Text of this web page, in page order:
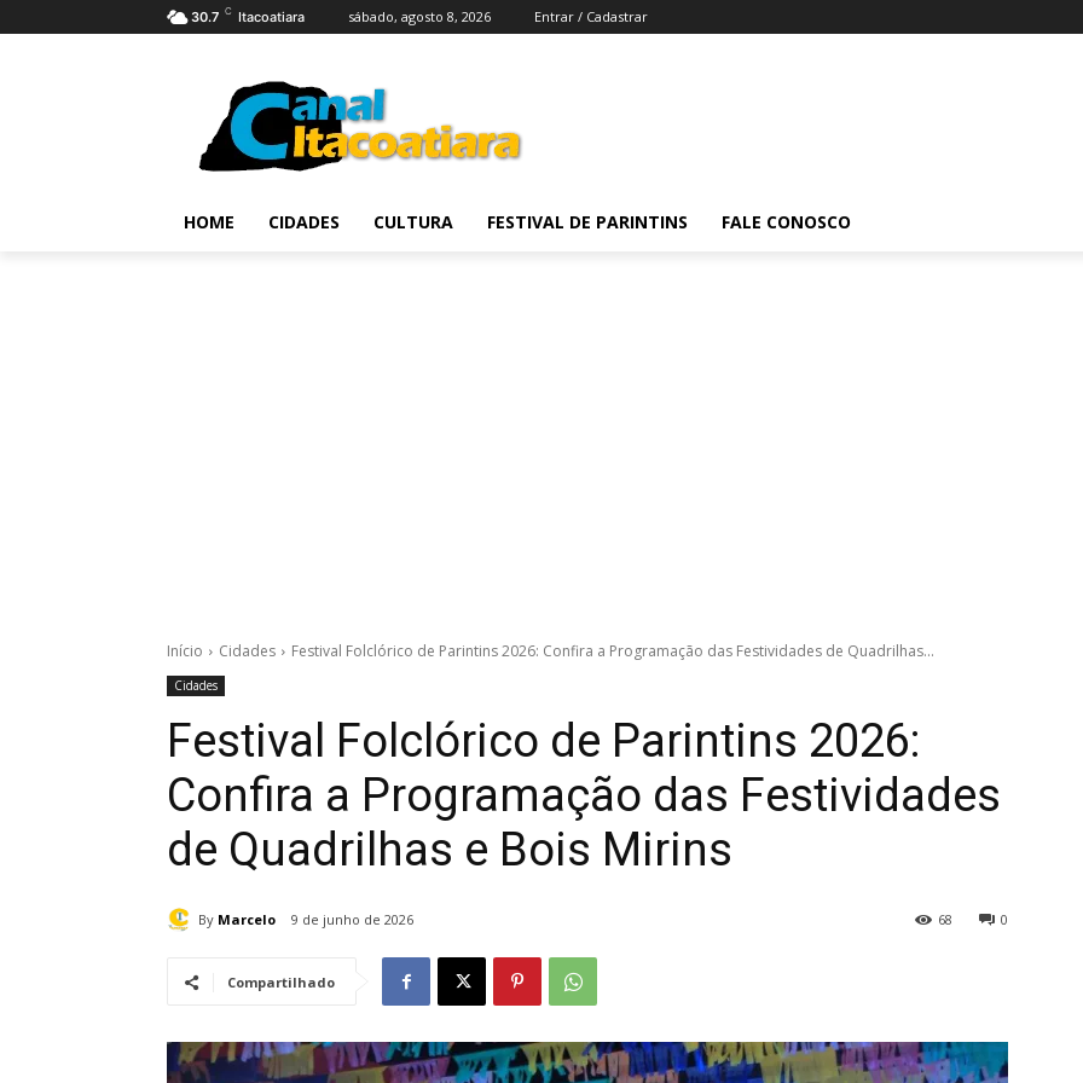
30.7 C Itacoatiara sábado, agosto 8, 2026 Entrar / Cadastrar
HOME CIDADES CULTURA FESTIVAL DE PARINTINS FALE CONOSCO
Início Cidades Festival Folclórico de Parintins 2026: Confira a Programação das Festividades de Quadrilhas...
Cidades
Festival Folclórico de Parintins 2026:
Confira a Programação das Festividades
de Quadrilhas e Bois Mirins
By Marcelo 9 de junho de 2026 0
68
Compartilhado